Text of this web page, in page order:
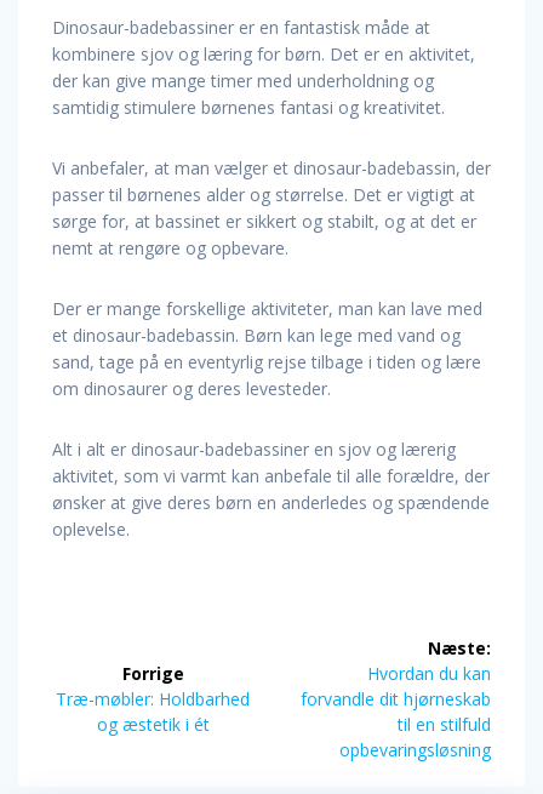
Dinosaur-badebassiner er en fantastisk måde at
kombinere sjov og læring for børn. Det er en aktivitet,
der kan give mange timer med underholdning og
samtidig stimulere børnenes fantasi og kreativitet.
Vi anbefaler, at man vælger et dinosaur-badebassin, der
passer til børnenes alder og størrelse. Det er vigtigt at
sørge for, at bassinet er sikkert og stabilt, og at det er
nemt at rengøre og opbevare.
Der er mange forskellige aktiviteter, man kan lave med
et dinosaur-badebassin. Børn kan lege med vand og
sand, tage på en eventyrlig rejse tilbage i tiden og lære
om dinosaurer og deres levesteder.
Alt i alt er dinosaur-badebassiner en sjov og lærerig
aktivitet, som vi varmt kan anbefale til alle forældre, der
ønsker at give deres børn en anderledes og spændende
oplevelse.
Forrige
Forrige
indlæg:
Træ-møbler: Holdbarhed
og æstetik i ét
Næste:
Næste
indlæg:
Hvordan du kan
forvandle dit hjørneskab
til en stilfuld
opbevaringsløsning